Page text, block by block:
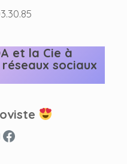
et la Cie à
sociaux
Facebook